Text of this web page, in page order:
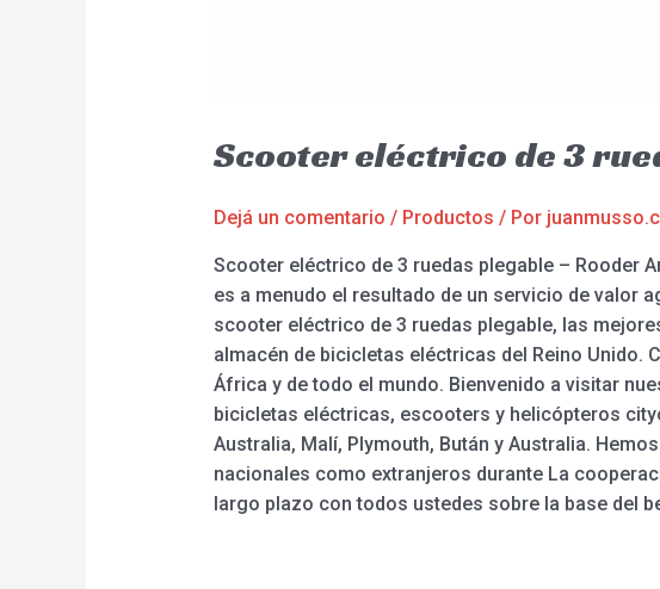
Scooter eléctrico de 3
Dejá un comentario / Productos / Por
Scooter eléctrico de 3 ruedas plegable – Rooder
es a menudo el resultado de un servicio de valor
scooter eléctrico de 3 ruedas plegable, las
almacén de bicicletas eléctricas del Reino Unido.
África y de todo el mundo. Bienvenido a visitar
bicicletas eléctricas, escooters y helicópteros
Australia, Malí, Plymouth, Bután y Australia.
nacionales como extranjeros durante La
largo plazo con todos ustedes sobre la base del